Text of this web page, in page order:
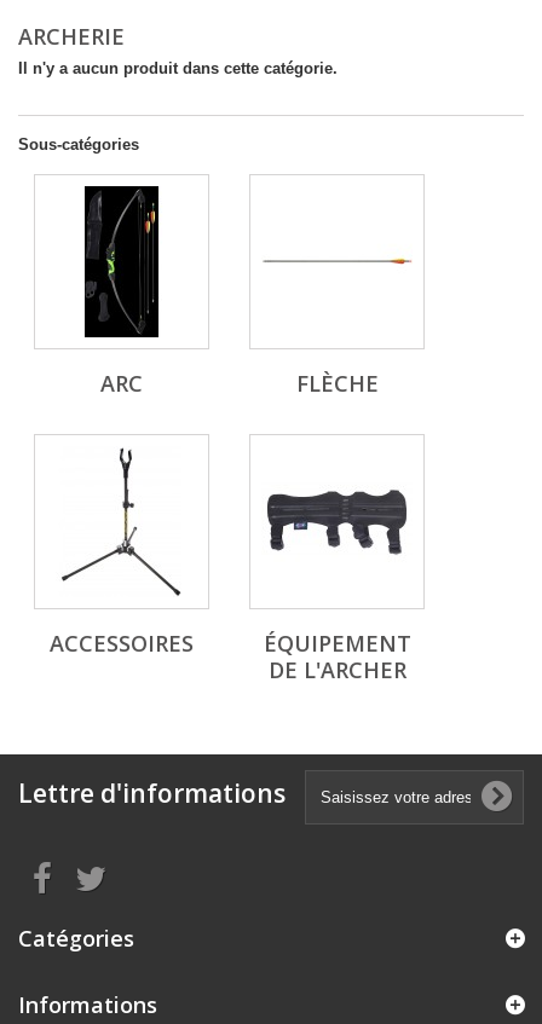
ARCHERIE
Il n'y a aucun produit dans cette catégorie.
Sous-catégories
ARC FLÈCHE
ACCESSOIRES
ÉQUIPEMENT
DE L'ARCHER
Lettre d'informations
Catégories
Informations